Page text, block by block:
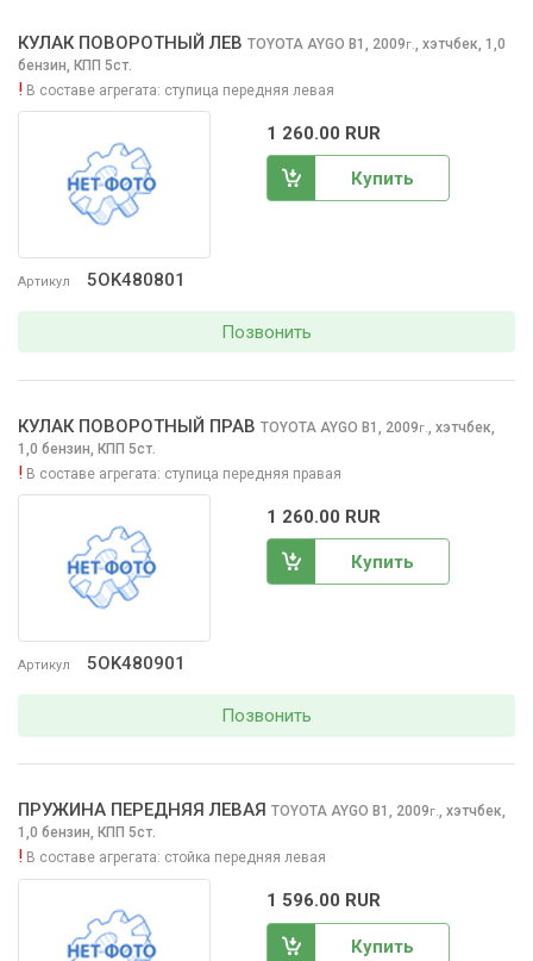
Артикул 5OK480801
КУЛАК ПОВОРОТНЫЙ ЛЕВ TOYOTA AYGO B1, 2009г. хэтчбек, 1,0
бензин, КПП 5ст.
! В составе агрегата: ступица передняя левая
1 260.00 RUR
Купить
Позвонить
Артикул 5OK480901
КУЛАК ПОВОРОТНЫЙ ПРАВ TOYOTA AYGO B1, 2009г., хэтчбек,
1,0 бензин, КПП 5ст.
! В составе агрегата: ступица передняя правая
1 260.00 RUR
Купить
Позвонить
ПРУЖИНА ПЕРЕДНЯЯ ЛЕВАЯ TOYOTA AYGO B1, 2009г., хэтчбек,
1,0 бензин, КПП 5ст.
! В составе агрегата: стойка передняя левая
1 596.00 RUR
Купить